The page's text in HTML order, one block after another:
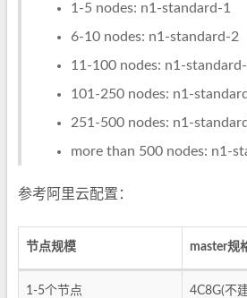
1-5 nodes: n1-standard-1
6-10 nodes: n1-standard-2
11-100 nodes: n1-
101-250 nodes: n1-
251-500 nodes: n1-
more than 500 nodes: n1-
参考阿里云配置：
节点规模 master规
1-5个节点 4C8G(不